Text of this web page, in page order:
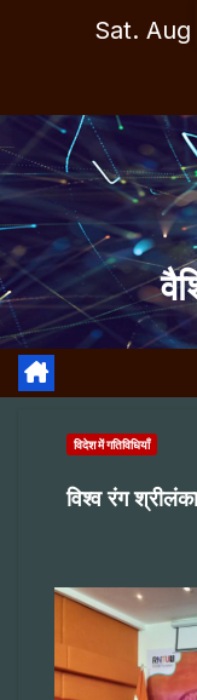
Sat.
विदेश में गतिविधियाँ
विश्व रंग